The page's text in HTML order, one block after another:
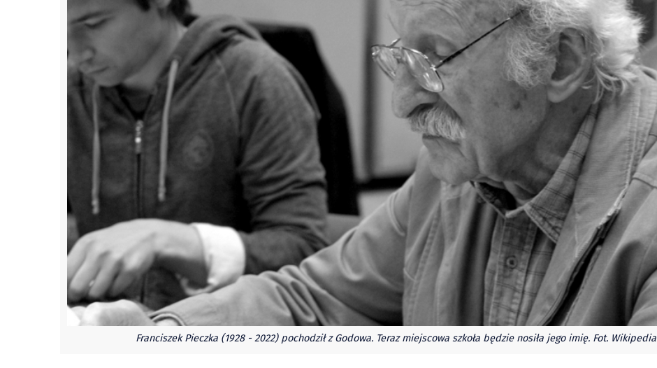
Franciszek Pieczka (1928 - 2022) pochodził z Godowa. Teraz miejscowa szkoła będzie nosiła jego imię. Fot. Wikipedia